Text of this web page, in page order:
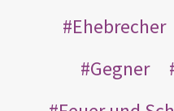
Ehebrecher
Gegner